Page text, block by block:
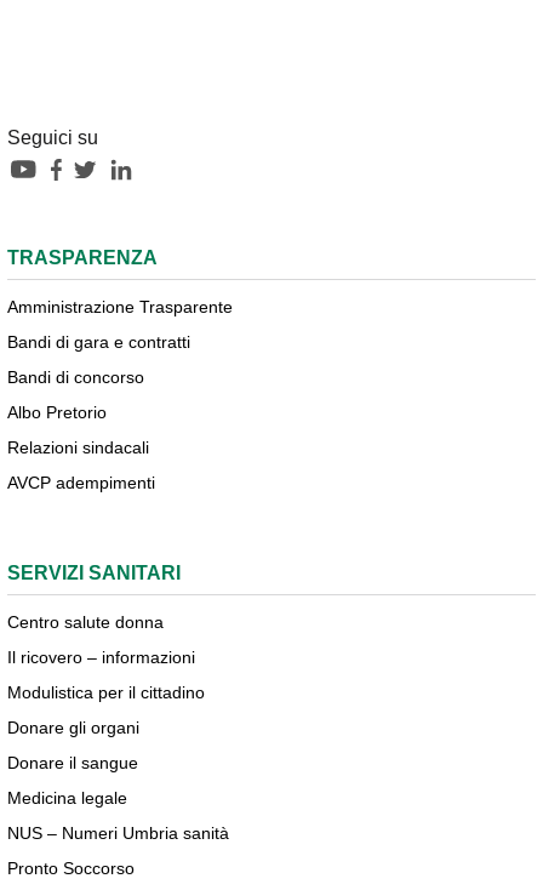
Seguici su
TRASPARENZA
Amministrazione Trasparente
Bandi di gara e contratti
Bandi di concorso
Albo Pretorio
Relazioni sindacali
AVCP adempimenti
SERVIZI SANITARI
Centro salute donna
Il ricovero – informazioni
Modulistica per il cittadino
Donare gli organi
Donare il sangue
Medicina legale
NUS – Numeri Umbria sanità
Pronto Soccorso